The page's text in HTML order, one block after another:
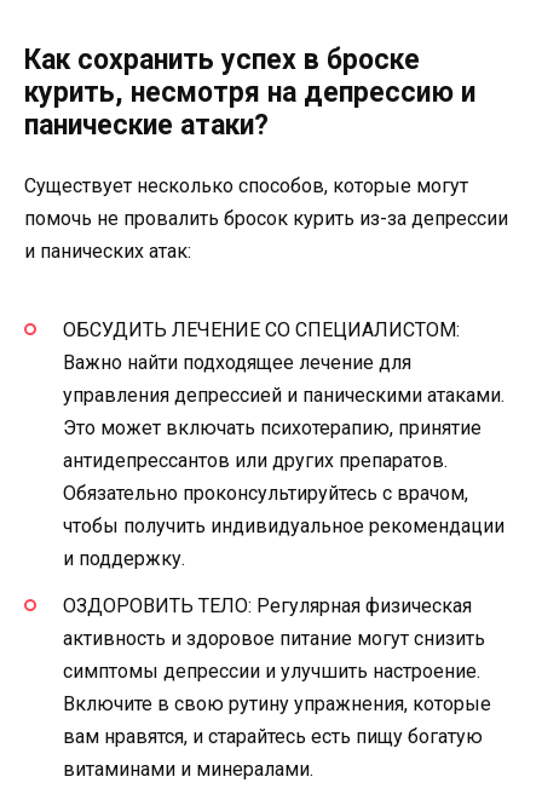
Как сохранить успех в броске
курить, несмотря на депрессию и
панические атаки?
Существует несколько способов, которые могут
помочь не провалить бросок курить из-за депрессии
и панических атак:
ОБСУДИТЬ ЛЕЧЕНИЕ СО СПЕЦИАЛИСТОМ:
Важно найти подходящее лечение для
управления депрессией и паническими атаками.
Это может включать психотерапию, принятие
антидепрессантов или других препаратов.
Обязательно проконсультируйтесь с врачом,
чтобы получить индивидуальное рекомендации
и поддержку.
ОЗДОРОВИТЬ ТЕЛО: Регулярная физическая
активность и здоровое питание могут снизить
симптомы депрессии и улучшить настроение.
Включите в свою рутину упражнения, которые
вам нравятся, и старайтесь есть пищу богатую
витаминами и минералами.